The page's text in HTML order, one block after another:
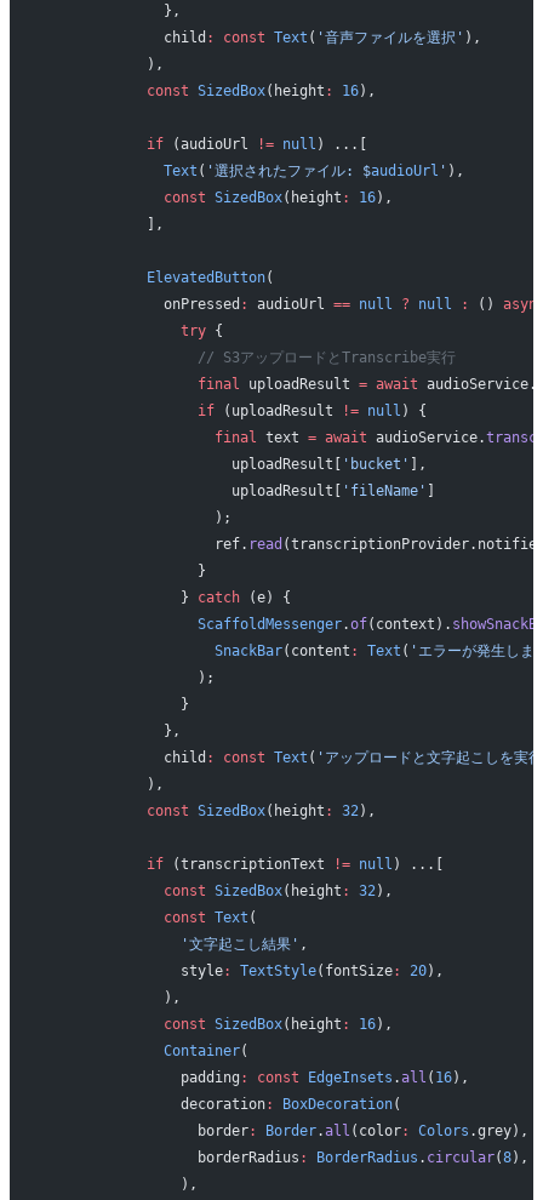
              },
              child
: const Text ( '音声ファイルを選択' ),
            ),
            const
SizedBox(height : 16),
            if
(audioUrl != null ) ...[
              Text
( '選択されたファイル: $audioUrl ' ),
              const
SizedBox(height : 16),
            ],
            ElevatedButton
(
              onPressed
: audioUrl == null ? null : ()
                try
{
                  // S3アップロードとTranscribe実行
                  final
uploadResult = await audioService.
                  if
(uploadResult != null ) {
                    final
text = await audioService.
                      uploadResult[
'bucket' ],
                      uploadResult[
'fileName' ]
                    );
                    ref.
read
                  }
                }
catch (e) {
                  ScaffoldMessenger
.of(context).
                    SnackBar
(content : Text ( 'エラーが発生し
                  );
                }
              },
              child
: const Text ( 'アップロードと文字起こしを実
            ),
            const
SizedBox(height : 32 ),
            if
(transcriptionText != null ) ...[
              const
SizedBox(height : 32 ),
              const
Text (
                '文字起こし結果'
,
                style
: TextStyle(fontSize: 20),
              ),
              const
SizedBox(height : 16),
              Container
(
                padding
: const EdgeInsets .all ( 16),
                decoration
: BoxDecoration(
                  border
: Border.all (color: Colors .grey),
                  borderRadius
: BorderRadius . circular(8),
                ),